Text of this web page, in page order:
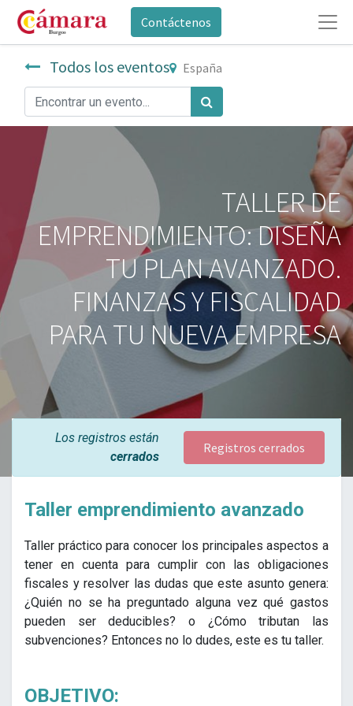
Contáctenos
Todos los eventos España
TALLER DE
EMPRENDIMIENTO: DISEÑA
TU PLAN AVANZADO.
FINANZAS Y FISCALIDAD
PARA TU NUEVA EMPRESA
Los registros están
cerrados
Registros cerrados
Taller emprendimiento avanzado
Taller práctico para conocer los principales aspectos a
tener en cuenta para cumplir con las obligaciones
fiscales y resolver las dudas que este asunto genera:
¿Quién no se ha preguntado alguna vez qué gastos
pueden ser deducibles? o ¿Cómo tributan las
subvenciones? Entonces no lo dudes, este es tu taller.
OBJETIVO: